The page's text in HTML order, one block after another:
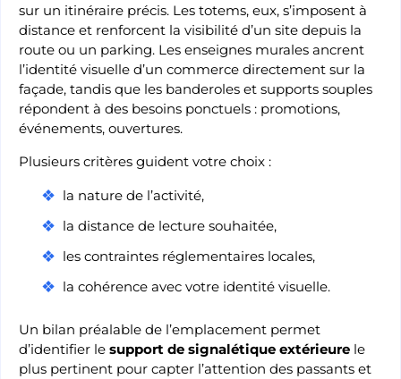
sur un itinéraire précis. Les totems, eux, s’imposent à
distance et renforcent la visibilité d’un site depuis la
route ou un parking. Les enseignes murales ancrent
l’identité visuelle d’un commerce directement sur la
façade, tandis que les banderoles et supports souples
répondent à des besoins ponctuels : promotions,
événements, ouvertures.
Plusieurs critères guident votre choix :
la nature de l’activité,
la distance de lecture souhaitée,
les contraintes réglementaires locales,
la cohérence avec votre identité visuelle.
Un bilan préalable de l’emplacement permet
d’identifier le support de signalétique extérieure le
plus pertinent pour capter l’attention des passants et